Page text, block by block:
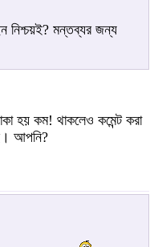
নিশ্চয়ই? মন্তব্যর জন্য
হয় কম! থাকলেও কমেন্ট করা
আপনি?